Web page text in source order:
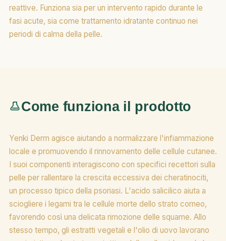
reattive. Funziona sia per un intervento rapido durante le
fasi acute, sia come trattamento idratante continuo nei
periodi di calma della pelle.
Come funziona il prodotto
Yenki Derm agisce aiutando a normalizzare l'infiammazione
locale e promuovendo il rinnovamento delle cellule cutanee.
I suoi componenti interagiscono con specifici recettori sulla
pelle per rallentare la crescita eccessiva dei cheratinociti,
un processo tipico della psoriasi. L'acido salicilico aiuta a
sciogliere i legami tra le cellule morte dello strato corneo,
favorendo così una delicata rimozione delle squame. Allo
stesso tempo, gli estratti vegetali e l'olio di uovo lavorano